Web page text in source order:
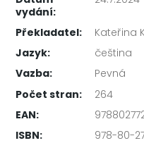
vydání:
Překladatel:
Kateřina
Jazyk:
čeština
Vazba:
Pevná
Počet stran:
264
EAN:
ISBN:
978-80-